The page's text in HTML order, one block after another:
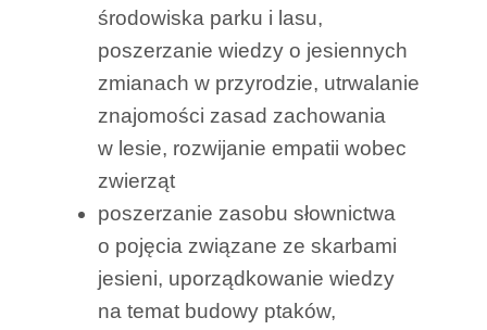
środowiska parku i lasu,
poszerzanie wiedzy o jesiennych
zmianach w przyrodzie, utrwalanie
znajomości zasad zachowania
w lesie, rozwijanie empatii wobec
zwierząt
poszerzanie zasobu słownictwa
o pojęcia związane ze skarbami
jesieni, uporządkowanie wiedzy
na temat budowy ptaków,